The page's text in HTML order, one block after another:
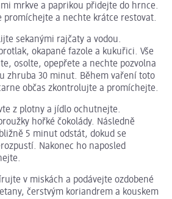
mrkve a paprikou přidejte do hrnce.
promíchejte a nechte krátce restovat.
sekanými rajčaty a vodou.
okapané fazole a kukuřici. Vše
osolte, opepřete a nechte pozvolna
zhruba 30 minut. Během vaření toto
občas zkontrolujte a promíchejte.
z plotny a jídlo ochutnejte.
hořké čokolády. Následně
5 minut odstát, dokud se
Nakonec ho naposled
v miskách a podávejte ozdobené
čerstvým koriandrem a kouskem